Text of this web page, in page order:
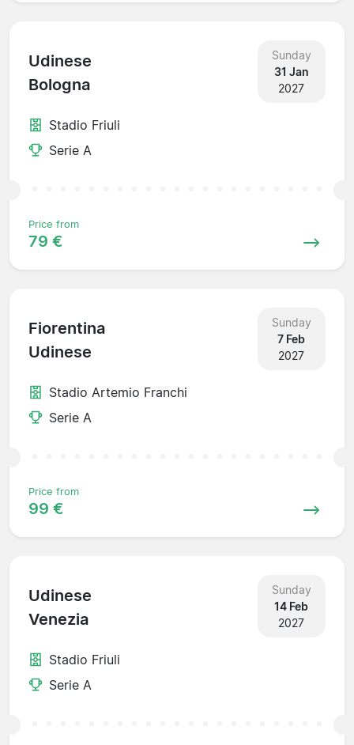
Udinese
Bologna
Sunday
31 Jan
2027
Stadio Friuli
Serie A
Price from
79 €
Fiorentina
Udinese
Sunday
7 Feb
2027
Stadio Artemio Franchi
Serie A
Price from
99 €
Udinese
Venezia
Sunday
14 Feb
2027
Stadio Friuli
Serie A